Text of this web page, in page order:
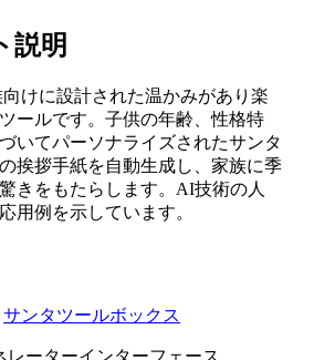
説明
けに設計された温かみがあり楽
ールです。子供の年齢、性格特
いてパーソナライズされたサンタ
挨拶手紙を自動生成し、家族に季
きをもたらします。AI技術の人
用例を示しています。
サンタツールボックス